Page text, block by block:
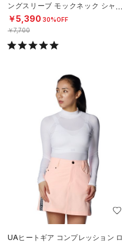
ングスリーブ モックネック シャツ
（ゴルフ/WOMEN）
￥5,390 30%OFF
￥7,700
UAヒートギア コンプレッション ロ